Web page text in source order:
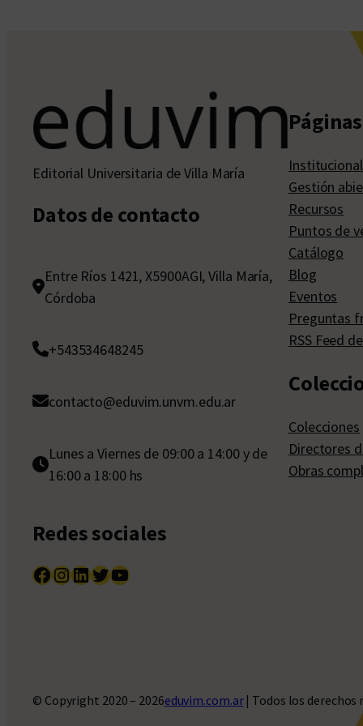
Editorial Universitaria de Villa María
Datos de contacto
Entre Ríos 1421, X5900AGI, Villa María,
Córdoba
+543534648245
contacto@eduvim.unvm.edu.ar
Lunes a Viernes de 09:00 a 14:00 y de
16:00 a 18:00 hs
Redes sociales
Facebook InstagramLinkedIn Twitter YouTube
Institucional
Gestión
Recursos
Puntos de
Catálogo
Blog
Eventos
Preguntas
RSS Feed
Colecciones
Directores
Obras
© Copyright 2020 – 2026eduvim.com.ar| Todos los derechos